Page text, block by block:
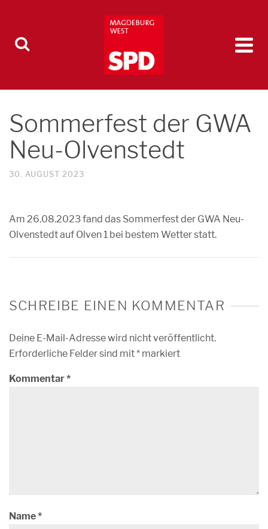
Sommerfest der GWA
Neu-Olvenstedt
30. AUGUST 2023
Am 26.08.2023 fand das Sommerfest der GWA Neu-
Olvenstedt auf Olven 1 bei bestem Wetter statt.
SCHREIBE EINEN KOMMENTAR
Deine E-Mail-Adresse wird nicht veröffentlicht.
Erforderliche Felder sind mit* markiert
Kommentar*
Name*